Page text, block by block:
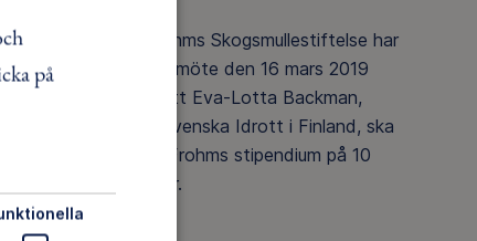
Gösta Frohms Skogsmullestiftelse har
vid sitt årsmöte den 16 mars 2019
beslutat att Eva-Lotta Backman,
Finlands Svenska Idrott i Finland, ska
få Gösta Frohms stipendium på 10
000 kronor.
på